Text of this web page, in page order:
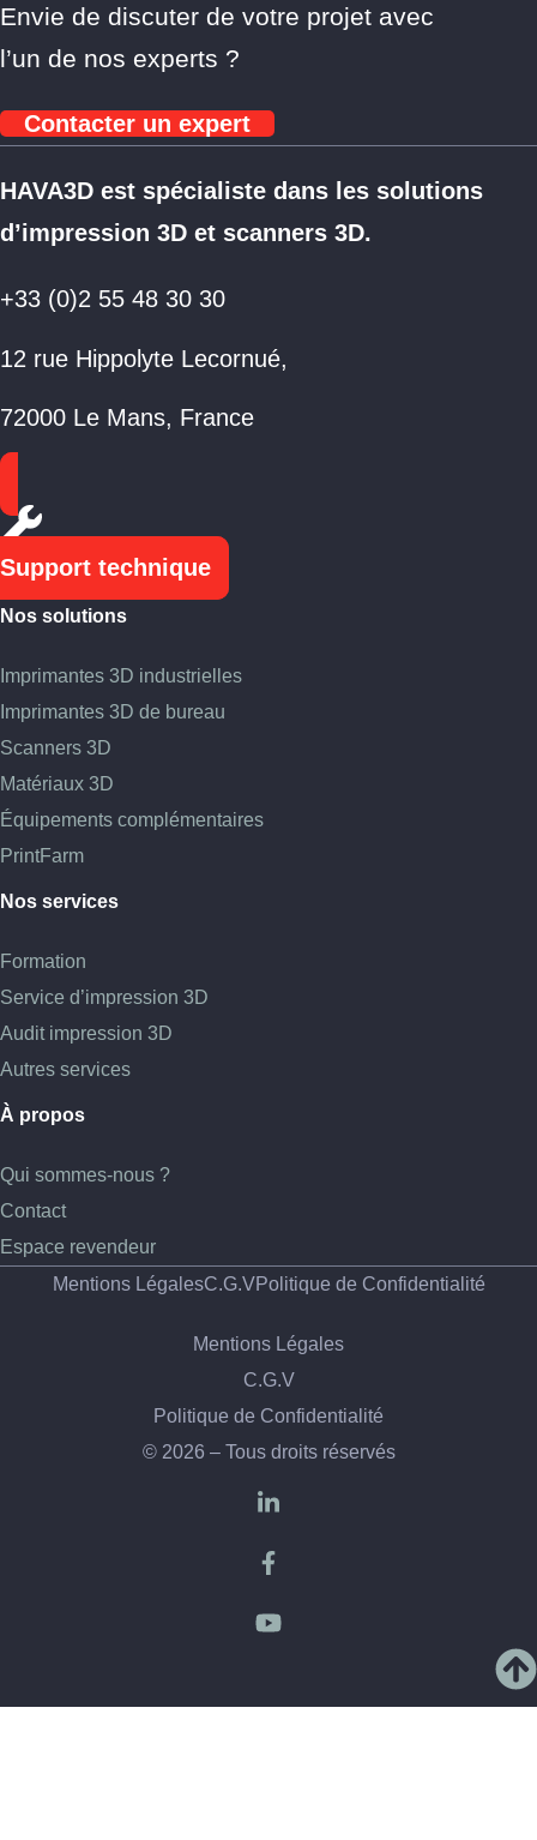
Envie de discuter de votre projet avec
l’un de nos experts ?
Contacter un expert
HAVA3D est spécialiste dans les solutions
d’impression 3D et scanners 3D.
+33 (0)2 55 48 30 30
12 rue Hippolyte Lecornué,
72000 Le Mans, France
Support technique
Nos solutions
Imprimantes 3D industrielles
Imprimantes 3D de bureau
Scanners 3D
Matériaux 3D
Équipements complémentaires
PrintFarm
Nos services
Formation
Service d’impression 3D
Audit impression 3D
Autres services
À propos
Qui sommes-nous ?
Contact
Espace revendeur
Mentions LégalesC.G.VPolitique de Confidentialité
Mentions Légales
C.G.V
Politique de Confidentialité
© 2026 – Tous droits réservés